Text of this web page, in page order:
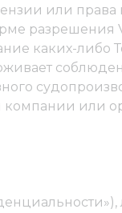
или права
разрешения
каких-либо
компании или